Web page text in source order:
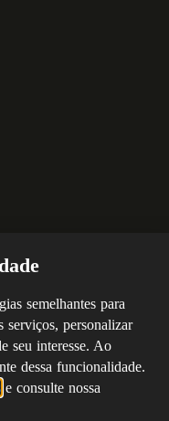
semelhantes para
serviços, personalizar
seu interesse. Ao
dessa funcionalidade.
e consulte nossa